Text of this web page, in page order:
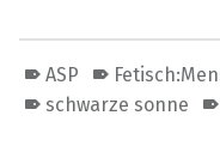
ASP
schwarze sonne